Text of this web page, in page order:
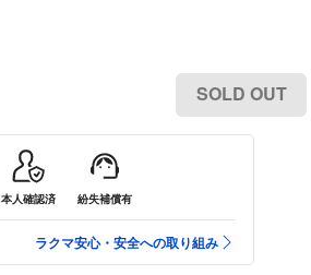
SOLD OUT
本人確認済 紛失補償有
ラクマ安心・安全への取り組み